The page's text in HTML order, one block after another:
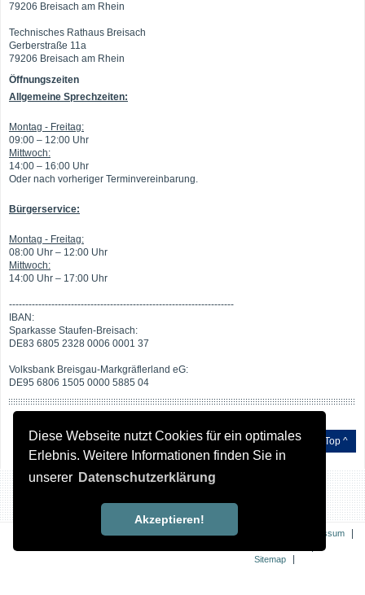
Diese Webseite nutzt Cookies für ein optimales
Erlebnis. Weitere Informationen finden Sie in
unserer Datenschutzerklärung
Akzeptieren!
79206 Breisach am Rhein
Technisches Rathaus Breisach
Gerberstraße 11a
79206 Breisach am Rhein
Öffnungszeiten
Allgemeine Sprechzeiten:
Montag - Freitag:
09:00 – 12:00 Uhr
Mittwoch:
14:00 – 16:00 Uhr
Oder nach vorheriger Terminvereinbarung.
Bürgerservice:
Montag - Freitag:
08:00 Uhr – 12:00 Uhr
Mittwoch:
14:00 Uhr – 17:00 Uhr
---------------------------------------------------------------------
IBAN:
Sparkasse Staufen-Breisach:
DE83 6805 2328 0006 0001 37
Volksbank Breisgau-Markgräflerland eG:
DE95 6806 1505 0000 5885 04
Top ^
Impressum
Sitemap